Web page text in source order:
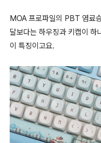
MOA 프로파일의 PBT 염료
달보다는 하우징과 키캡이 하
이 특징이고요.